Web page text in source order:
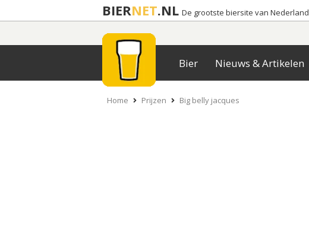
BIERNET.NL De grootste biersite van Nederland
Bier Nieuws & Artikelen
Home Prijzen Big belly jacques